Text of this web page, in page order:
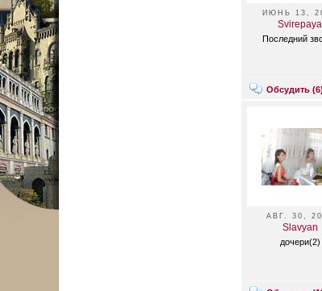
ИЮНЬ 13,
Svirepaya
Последний
Обсудить (6)
АВГ. 30,
Slavyan
дочери(2)